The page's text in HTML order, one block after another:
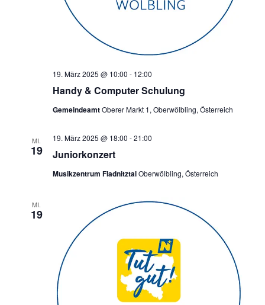
Handy & Computer Schulung
19. März 2025 @ 10:00 - 12:00
GemeindeamtOberer Markt 1, Oberwölbling, Österreich
MI.
19 Juniorkonzert
19. März 2025 @ 18:00 -21:00
Musikzentrum FladnitztalOberwölbling, Österreich
MI.
19